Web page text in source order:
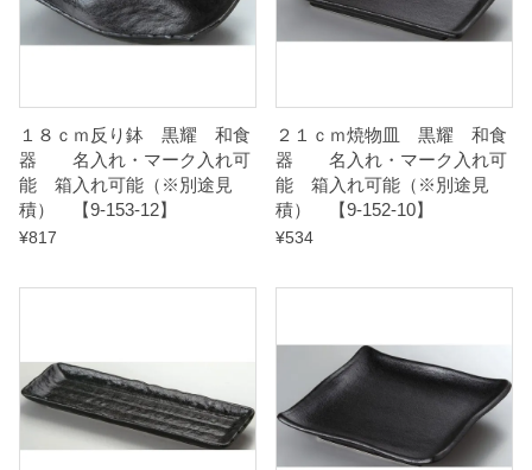
積
）
【
5
3
１８ｃｍ反り鉢 黒耀 和食
器 名入れ・マーク入れ可
能 箱入れ可能（※別途見
積） 【9-153-12】
¥817
２１ｃｍ焼物皿 黒耀 和食
器 名入れ・マーク入れ可
能 箱入れ可能（※別途見
積） 【9-152-10】
¥534